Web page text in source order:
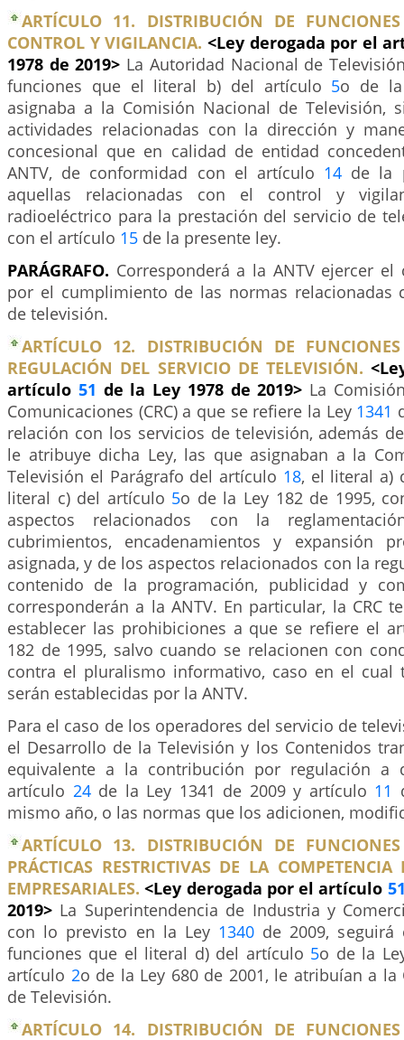
ARTÍCULO 11. DISTRIBUCIÓN DE
CONTROL Y VIGILANCIA. <Ley derogada por el
1978 de 2019> La Autoridad Nacional de
funciones que el literal b) del artículo 5o de la
asignaba a la Comisión Nacional de Televisión,
actividades relacionadas con la dirección y
concesional que en calidad de entidad
ANTV, de conformidad con el artículo 14 de la
aquellas relacionadas con el control y
radioeléctrico para la prestación del servicio de
con el artículo 15 de la presente ley.
PARÁGRAFO. Corresponderá a la ANTV ejercer
por el cumplimiento de las normas relacionadas
de televisión.
ARTÍCULO 12. DISTRIBUCIÓN DE
REGULACIÓN DEL SERVICIO DE TELEVISIÓN.
artículo 51 de la Ley 1978 de 2019> La
Comunicaciones (CRC) a que se refiere la Ley 1341
relación con los servicios de televisión, además
le atribuye dicha Ley, las que asignaban a la
Televisión el Parágrafo del artículo 18, el literal a)
literal c) del artículo 5o de la Ley 182 de 1995,
aspectos relacionados con la
cubrimientos, encadenamientos y expansión
asignada, y de los aspectos relacionados con la
contenido de la programación, publicidad y
corresponderán a la ANTV. En particular, la CRC
establecer las prohibiciones a que se refiere el
182 de 1995, salvo cuando se relacionen con
contra el pluralismo informativo, caso en el cual
serán establecidas por la ANTV.
Para el caso de los operadores del servicio de
el Desarrollo de la Televisión y los Contenidos
equivalente a la contribución por regulación a
artículo 24de la Ley 1341 de 2009 y artículo 11
mismo año, o las normas que los adicionen,
ARTÍCULO 13. DISTRIBUCIÓN DE
PRÁCTICAS RESTRICTIVAS DE LA COMPETENCIA
EMPRESARIALES. <Ley derogada por el artículo
2019> La Superintendencia de Industria y
con lo previsto en la Ley 1340 de 2009,
funciones que el literal d) del artículo 5o de la
artículo 2o de la Ley 680 de 2001, le atribuían a
de Televisión.
ARTÍCULO 14. DISTRIBUCIÓN DE